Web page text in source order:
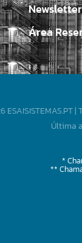
Área
Última
*
**